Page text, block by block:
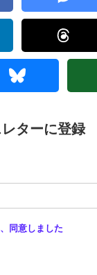
ターに登録
同意しました